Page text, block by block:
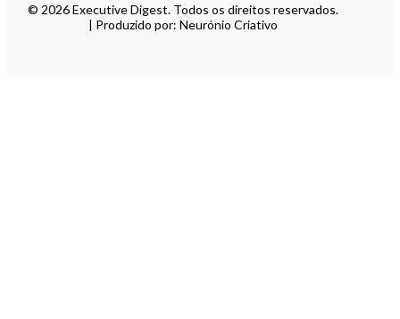
© 2026 Executive Digest. Todos os direitos reservados.
| Produzido por: Neurónio Criativo